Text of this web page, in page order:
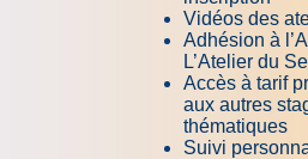
Vidéos des
Adhésion à
L’Atelier du
Accès à tarif
aux autres
thématiques
Suivi